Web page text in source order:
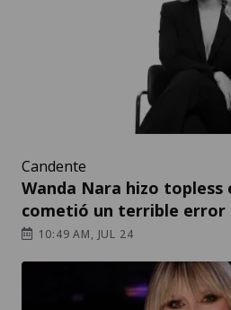
Candente
Wanda Nara hizo topless
cometió un terrible error
10:49 AM, JUL 24